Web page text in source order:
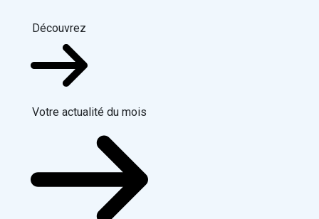
Découvrez
Votre actualité du mois